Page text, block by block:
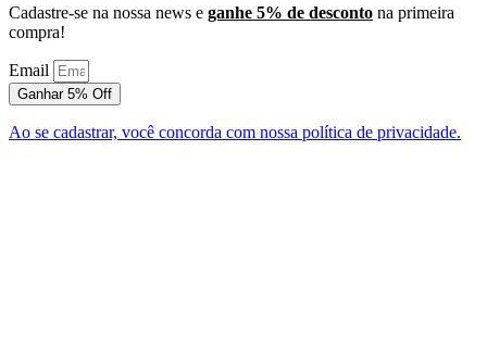
Cadastre-se na nossa news e ganhe 5% de desconto na primeira
compra!
Email
Ganhar 5% Off
Ao se cadastrar, você concorda com nossa política de privacidade.